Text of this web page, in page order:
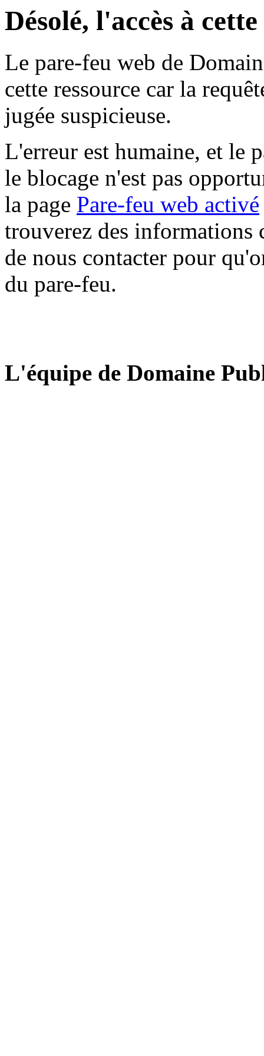
Désolé, l'accès à
Le pare-feu web de
cette ressource car la
jugée suspicieuse.
L'erreur est humaine, et le
le blocage n'est pas
la page Pare-feu web activé
trouverez des informations
de nous contacter pour
du pare-feu.
L'équipe de Domaine